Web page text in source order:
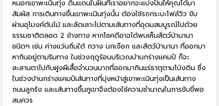
หมอกเขาพะเนินทุ่ง ดินแดนในฝันที่เราอยากจะแบ่งปันให้คุณได้มา
สัมผัส การเดินทางขึ้นเขาพะเนินทุ่งนั้น ต้องใช้รถกระบะโฟล์วิว ขับ
ผ่านอุโมงค์ต้นไม้ และลัดเลาะไปตามเส้นทางที่อุดมสมบูรณ์ไปด้วย
ธรรมชาติตลอด 2 ข้างทาง หากโชคดีอาจได้พบเห็นสัตว์ป่านานา
ชนิดๆ เช่น ค่างแว่นถิ่นใต้ กวาง นกเงือก และสัตว์ป่านานา ที่ออกมา
หากินอยู่ตามริมทาง ในช่วงฤดูร้อนบริเวณบ้านกร่างแคมป์ ก็จะ
ละลานตาไปกับฝูงผีเสื้อจำนวนมากที่ออกมากินแร่ธาตุตามโป่งดิน ซึ่ง
ในช่วงบ้านกร่างแคมป์เส้นทางที่มุ่งหน้าสู่เขาพะเนินทุ่งเป็นเส้นทาง
ถนนลูกรัง และเส้นทางขึ้นภูเขาจึงต้องใช้ความชำนาญในการขับขี่พอ
สมควร